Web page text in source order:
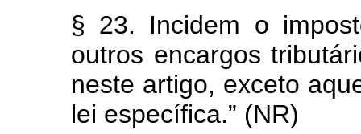
§ 23. Incidem o
outros encargos
neste artigo, exceto
lei específica.” (NR)